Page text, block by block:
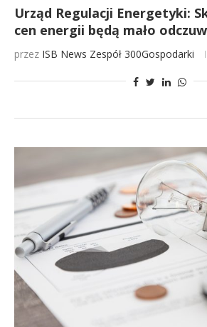
Urząd Regulacji Energetyki:
cen energii będą mało
przez ISB News Zespół 300Gospodarki